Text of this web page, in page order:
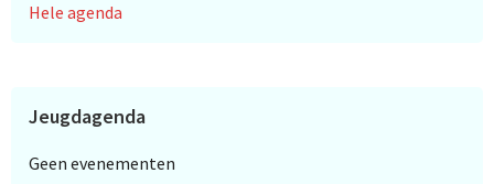
Hele agenda
Jeugdagenda
Geen evenementen